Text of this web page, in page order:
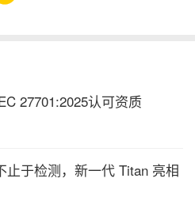
27701:2025认可资质
于检测，新一代 Titan 亮相